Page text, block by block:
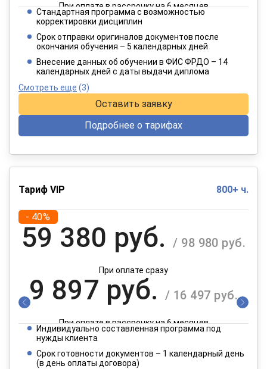
При оплате в рассрочку на 6 месяцев
3 849 руб.
При оплате в рассрочку на 12 месяцев
Стандартная программа с возможностью
корректировки дисциплин
Срок отправки оригиналов документов после
окончания обучения – 5 календарных дней
Внесение данных об обучении в ФИС ФРДО – 14
календарных дней с даты выдачи диплома
Смотреть еще (3)
Оставить заявку
Подробнее о тарифах
Тариф VIP 800+ ч.
- 40%
59 380 руб. / 98 980 руб.
При оплате сразу
9 897 руб. / 16 497 руб.
При оплате в рассрочку на 6 месяцев
4 949 руб. / 8 249 руб.
Индивидуально составленная программа под
нужды клиента
Срок готовности документов – 1 календарный день
(в день оплаты договора)